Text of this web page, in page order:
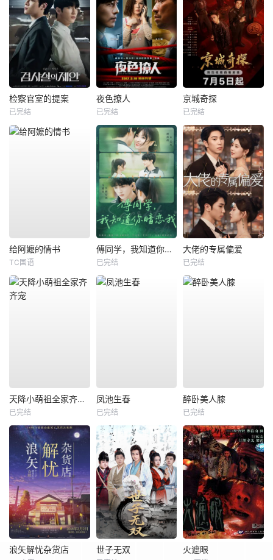
检察官室的提案
已完结
夜色撩人
已完结
京城奇探
已完结
给阿嬷的情书
TC国语
傅同学，我知道你暗恋我
已完结
大佬的专属偏爱
已完结
天降小萌祖全家齐齐宠
已完结
凤池生春
已完结
醉卧美人膝
已完结
浪矢解忧杂货店 世子无双 火遮眼